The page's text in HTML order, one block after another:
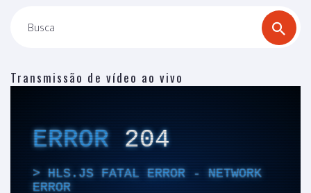
Busca
Transmissão de vídeo ao vivo